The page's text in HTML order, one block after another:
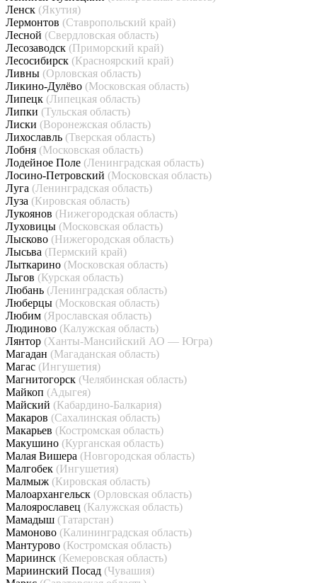
Ленск (Якутия)
Лермонтов (Ставропольский край)
Лесной (Свердловская область)
Лесозаводск (Приморский край)
Лесосибирск (Красноярский край)
Ливны (Орловская область)
Ликино-Дулёво (Московская область)
Липецк (Липецкая область)
Липки (Тульская область)
Лиски (Воронежская область)
Лихославль (Тверская область)
Лобня (Московская область)
Лодейное Поле (Ленинградская область)
Лосино-Петровский (Московская область)
Луга (Ленинградская область)
Луза (Кировская область)
Лукоянов (Нижегородская область)
Луховицы (Московская область)
Лысково (Нижегородская область)
Лысьва (Пермский край)
Лыткарино (Московская область)
Льгов (Курская область)
Любань (Ленинградская область)
Люберцы (Московская область)
Любим (Ярославская область)
Людиново (Калужская область)
Лянтор (Ханты-Мансийский АО — Югра)
Магадан (Магаданская область)
Магас (Ингушетия)
Магнитогорск (Челябинская область)
Майкоп (Адыгея)
Майский (Кабардино-Балкария)
Макаров (Сахалинская область)
Макарьев (Костромская область)
Макушино (Курганская область)
Малая Вишера (Новгородская область)
Малгобек (Ингушетия)
Малмыж (Кировская область)
Малоархангельск (Орловская область)
Малоярославец (Калужская область)
Мамадыш (Татарстан)
Мамоново (Калининградская область)
Мантурово (Костромская область)
Мариинск (Кемеровская область)
Мариинский Посад (Чувашия)